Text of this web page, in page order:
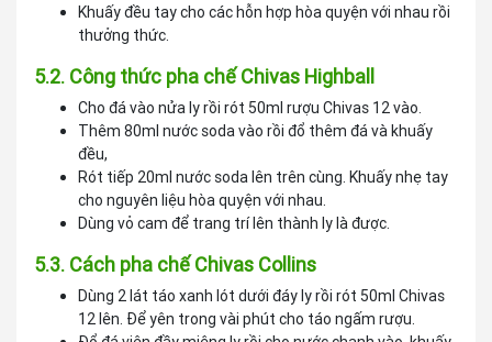
Khuấy đều tay cho các hỗn hợp hòa quyện với nhau rồi
thưởng thức.
5.2. Công thức pha chế Chivas Highball
Cho đá vào nửa ly rồi rót 50ml rượu Chivas 12 vào.
Thêm 80ml nước soda vào rồi đổ thêm đá và khuấy
đều,
Rót tiếp 20ml nước soda lên trên cùng. Khuấy nhẹ tay
cho nguyên liệu hòa quyện với nhau.
Dùng vỏ cam để trang trí lên thành ly là được.
5.3. Cách pha chế Chivas Collins
Dùng 2 lát táo xanh lót dưới đáy ly rồi rót 50ml Chivas
12 lên. Để yên trong vài phút cho táo ngấm rượu.